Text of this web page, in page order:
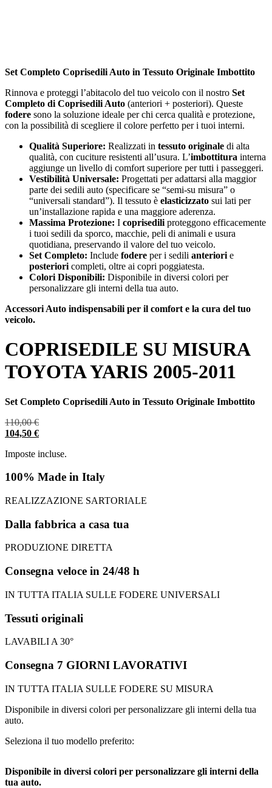
Set Completo Coprisedili Auto in Tessuto Originale Imbottito
Rinnova e proteggi l’abitacolo del tuo veicolo con il nostro Set
Completo di Coprisedili Auto (anteriori + posteriori). Queste
fodere sono la soluzione ideale per chi cerca qualità e protezione,
con la possibilità di scegliere il colore perfetto per i tuoi interni.
Qualità Superiore: Realizzati in tessuto originale di alta
qualità, con cuciture resistenti all’usura. L’imbottitura interna
aggiunge un livello di comfort superiore per tutti i passeggeri.
Vestibilità Universale: Progettati per adattarsi alla maggior
parte dei sedili auto (specificare se “semi-su misura” o
“universali standard”). Il tessuto è elasticizzato sui lati per
un’installazione rapida e una maggiore aderenza.
Massima Protezione: I coprisedili proteggono efficacemente
i tuoi sedili da sporco, macchie, peli di animali e usura
quotidiana, preservando il valore del tuo veicolo.
Set Completo: Include fodere per i sedili anteriori e
posteriori completi, oltre ai copri poggiatesta.
Colori Disponibili: Disponibile in diversi colori per
personalizzare gli interni della tua auto.
Accessori Auto indispensabili per il comfort e la cura del tuo
veicolo.
COPRISEDILE SU MISURA
TOYOTA YARIS 2005-2011
Set Completo Coprisedili Auto in Tessuto Originale Imbottito
110,00€
104,50 €
Imposte incluse.
100% Made in Italy
REALIZZAZIONE SARTORIALE
Dalla fabbrica a casa tua
PRODUZIONE DIRETTA
Consegna veloce in 24/48 h
IN TUTTA ITALIA SULLE FODERE UNIVERSALI
Tessuti originali
LAVABILI A 30°
Consegna 7 GIORNI LAVORATIVI
IN TUTTA ITALIA SULLE FODERE SU MISURA
Disponibile in diversi colori per personalizzare gli interni della tua
auto.
Seleziona il tuo modello preferito:
Disponibile in diversi colori per personalizzare gli interni della
tua auto.